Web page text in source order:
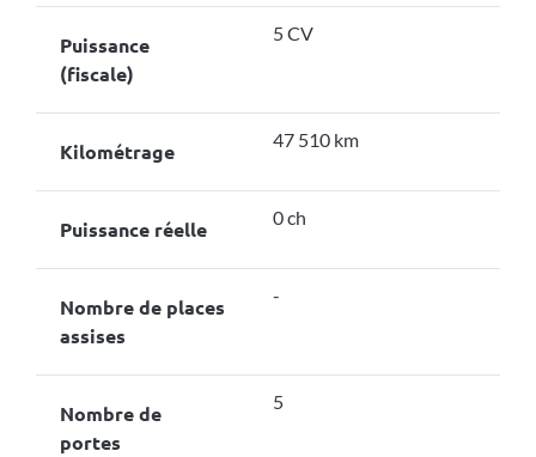
Puissance
(fiscale)
5 CV
Kilométrage 47 510 km
Puissance réelle 0 ch
Nombre de places
assises
-
Nombre de
portes
5